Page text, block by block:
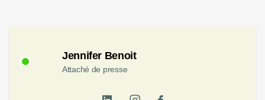
Jennifer Benoit
Attaché de presse